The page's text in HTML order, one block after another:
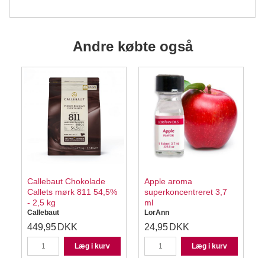
Andre købte også
Callebaut Chokolade
Callets mørk 811 54,5%
- 2,5 kg
Callebaut
449,95 DKK
Læg i kurv
Apple aroma
superkoncentreret 3,7
ml
LorAnn
24,95 DKK
Læg i kurv